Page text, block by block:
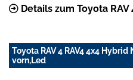
Details zum Toyota RAV
Toyota RAV 4 RAV4 4x4
vorn,Led